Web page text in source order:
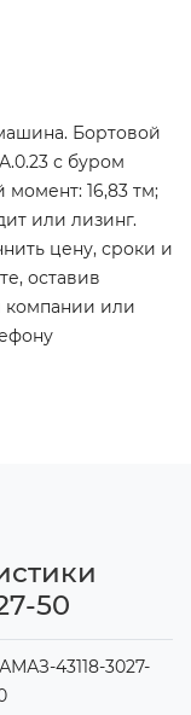
Бортовой
с буром
момент: 16,83 тм;
или лизинг.
цену, сроки и
оставив
компании или
50
43118-3027-